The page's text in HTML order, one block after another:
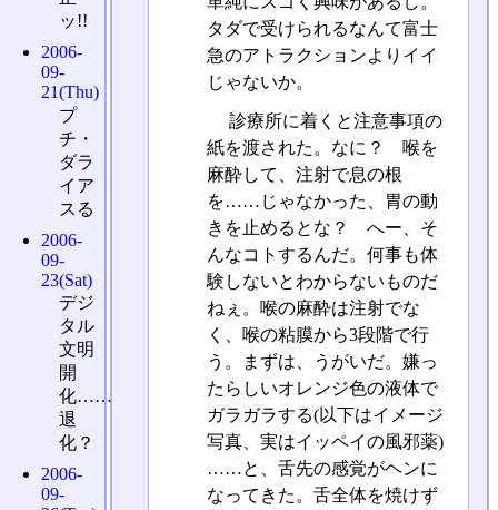
タダで受けられるなんて富士
急のアトラクションよりイイ
じゃないか。
診療所に着くと注意事項の
紙を渡された。なに？ 喉を
麻酔して、注射で息の根
を……じゃなかった、胃の動
きを止めるとな？ へー、そ
んなコトするんだ。何事も体
験しないとわからないものだ
ねぇ。喉の麻酔は注射でな
く、喉の粘膜から3段階で行
う。まずは、うがいだ。嫌っ
たらしいオレンジ色の液体で
ガラガラする(以下はイメージ
写真、実はイッペイの風邪薬)
……と、舌先の感覚がヘンに
なってきた。舌全体を焼けず
ッ!!
2006-
09-
21(Thu)
プ
チ・
ダラ
イア
スる
2006-
09-
23(Sat)
デジ
タル
文明
開
化……
退
化？
2006-
09-